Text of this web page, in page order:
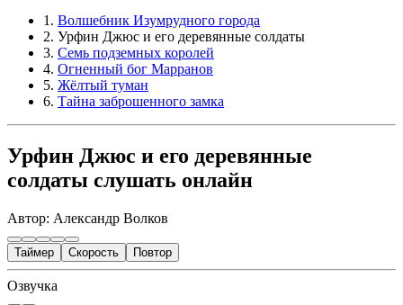
1. Волшебник Изумрудного города
2. Урфин Джюс и его деревянные солдаты
3. Семь подземных королей
4. Огненный бог Марранов
5. Жёлтый туман
6. Тайна заброшенного замка
Урфин Джюс и его деревянные
солдаты слушать онлайн
Автор: Александр Волков
Таймер Скорость Повтор
Озвучка